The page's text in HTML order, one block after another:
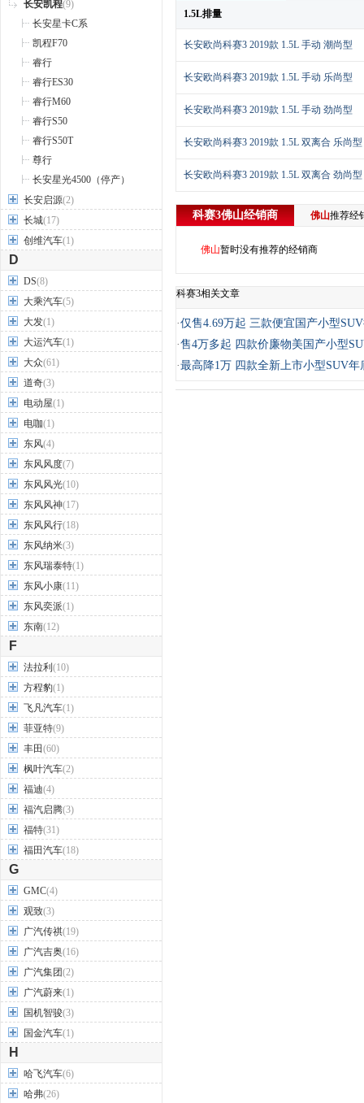
长安凯程(9)
长安星卡C系
凯程F70
睿行
睿行ES30
睿行M60
睿行S50
睿行S50T
尊行
长安星光4500（停产）
长安启源(2)
长城(17)
创维汽车(1)
D
DS(8)
大乘汽车(5)
大发(1)
大运汽车(1)
大众(61)
道奇(3)
电动屋(1)
电咖(1)
东风(4)
东风风度(7)
东风风光(10)
东风风神(17)
东风风行(18)
东风纳米(3)
东风瑞泰特(1)
东风小康(11)
东风奕派(1)
东南(12)
F
法拉利 (10)
方程豹(1)
飞凡汽车(1)
菲亚特(9)
丰田(60)
枫叶汽车(2)
福迪(4)
福汽启腾(3)
福特(31)
福田汽车(18)
G
GMC(4)
观致(3)
广汽传祺(19)
广汽吉奥(16)
广汽集团(2)
广汽蔚来(1)
国机智骏(3)
国金汽车(1)
H
哈飞汽车(6)
哈弗(26)
1.5L排量
长安欧尚科赛3 2019款 1.5L 手动 潮尚型
长安欧尚科赛3 2019款 1.5L 手动 乐尚型
长安欧尚科赛3 2019款 1.5L 手动 劲尚型
长安欧尚科赛3 2019款 1.5L 双离合 乐尚型
长安欧尚科赛3 2019款 1.5L 双离合 劲尚型
科赛3佛山经销商 佛山推荐经
佛山暂时没有推荐的经销商
科赛3相关文章
·仅售4.69万起 三款便宜国产小型
·售4万多起 四款价廉物美国产小型
·最高降1万 四款全新上市小型SUV年